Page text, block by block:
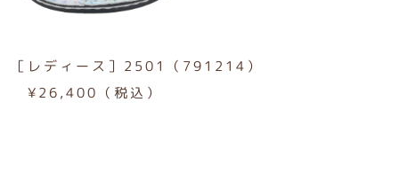
［レディース］2501（791214）
¥26,400（税込）